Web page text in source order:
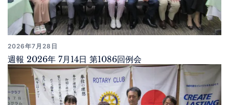
2026年7月28日
週報 2026年 7月14日 第1086回例会